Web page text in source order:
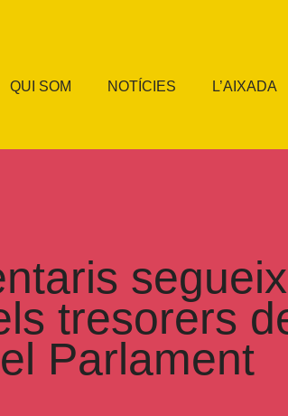
QUI SOM NOTÍCIES L’AIXADA
tresorers
Parlament